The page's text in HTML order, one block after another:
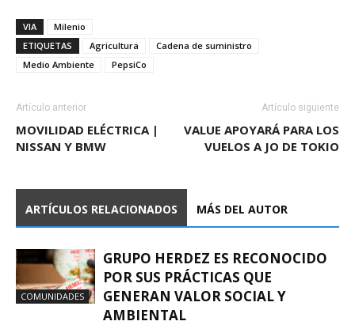
VIA
Milenio
ETIQUETAS
Agricultura
Cadena de suministro
Medio Ambiente
PepsiCo
Artículo anterior
MOVILIDAD ELÉCTRICA |
NISSAN Y BMW
Artículo siguiente
VALUE APOYARÁ PARA LOS
VUELOS A JO DE TOKIO
ARTÍCULOS RELACIONADOS MÁS DEL AUTOR
COMUNIDADES
GRUPO HERDEZ ES RECONOCIDO
POR SUS PRÁCTICAS QUE
GENERAN VALOR SOCIAL Y
AMBIENTAL